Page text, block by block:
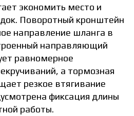
экономить место и
Поворотный кронштейн
направление шланга в
направляющий
равномерное
а тормозная
резкое втягивание
фиксация длины
работы.